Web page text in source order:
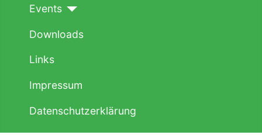
Events
Downloads
Links
Impressum
Datenschutzerklärung